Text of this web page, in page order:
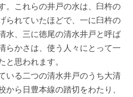
。これらの井戸の水は、臼杵の
られていたほどで、一に臼杵の
水、三に徳尾の清水井戸と呼ば
らかさは、使う人々にとって一
思われます。
いる二つの清水井戸のうち大清
ら日豊本線の踏切をわたり、